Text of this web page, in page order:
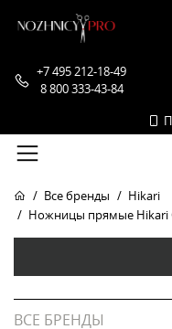
+7 495 212-18-49
8 800 333-43-84
Все бренды
Hikari
Ножницы прямые Hikari
ВСЕ БРЕНДЫ